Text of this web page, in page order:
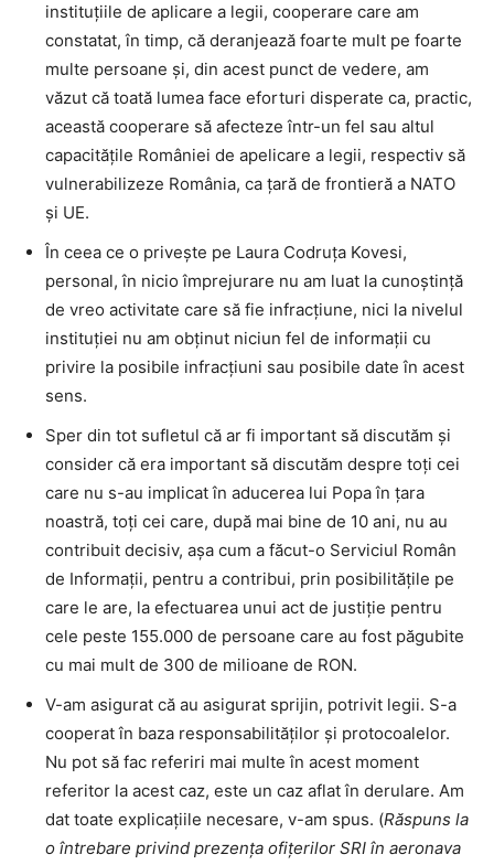
instituțiile de aplicare a legii, cooperare care am
constatat, în timp, că deranjează foarte mult pe foarte
multe persoane și, din acest punct de vedere, am
văzut că toată lumea face eforturi disperate ca, practic,
această cooperare să afecteze într-un fel sau altul
capacitățile României de apelicare a legii, respectiv să
vulnerabilizeze România, ca țară de frontieră a NATO
și UE.
În ceea ce o privește pe Laura Codruța Kovesi,
personal, în nicio împrejurare nu am luat la cunoștință
de vreo activitate care să fie infracțiune, nici la nivelul
instituției nu am obținut niciun fel de informații cu
privire la posibile infracțiuni sau posibile date în acest
sens.
Sper din tot sufletul că ar fi important să discutăm și
consider că era important să discutăm despre toți cei
care nu s-au implicat în aducerea lui Popa în țara
noastră, toți cei care, după mai bine de 10 ani, nu au
contribuit decisiv, așa cum a făcut-o Serviciul Român
de Informații, pentru a contribui, prin posibilitățile pe
care le are, la efectuarea unui act de justiție pentru
cele peste 155.000 de persoane care au fost păgubite
cu mai mult de 300 de milioane de RON.
V-am asigurat că au asigurat sprijin, potrivit legii. S-a
cooperat în baza responsabilităților și protocoalelor.
Nu pot să fac referiri mai multe în acest moment
referitor la acest caz, este un caz aflat în derulare. Am
dat toate explicațiile necesare, v-am spus. (Răspuns la
o întrebare privind prezența ofițerilor SRI în aeronava